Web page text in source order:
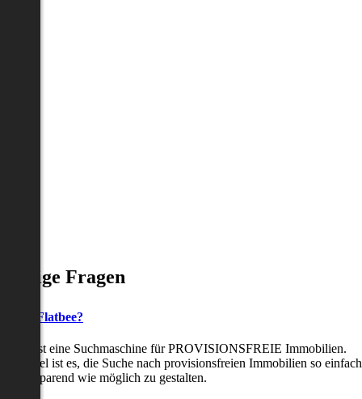
Fragen
ist Flatbee?
ist eine Suchmaschine für PROVISIONSFREIE Immobilien.
Ziel ist es, die Suche nach provisionsfreien Immobilien so einfach
zeitsparend wie möglich zu gestalten.